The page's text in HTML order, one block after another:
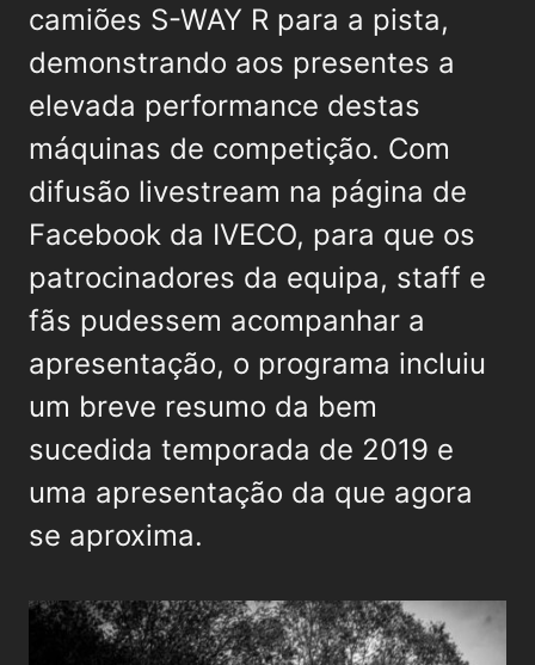
camiões S-WAY R para a pista,
demonstrando aos presentes a
elevada performance destas
máquinas de competição. Com
difusão livestream na página de
Facebook da IVECO, para que os
patrocinadores da equipa, staff e
fãs pudessem acompanhar a
apresentação, o programa incluiu
um breve resumo da bem
sucedida temporada de 2019 e
uma apresentação da que agora
se aproxima.